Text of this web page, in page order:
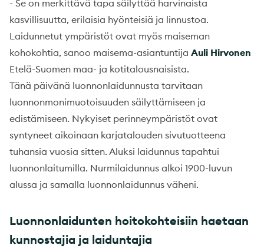
- Se on merkittävä tapa säilyttää harvinaista
kasvillisuutta, erilaisia hyönteisiä ja linnustoa.
Laidunnetut ympäristöt ovat myös maiseman
kohokohtia, sanoo maisema-asiantuntija Auli Hirvonen
Etelä-Suomen maa- ja kotitalousnaisista.
Tänä päivänä luonnonlaidunnusta tarvitaan
luonnonmonimuotoisuuden säilyttämiseen ja
edistämiseen. Nykyiset perinneympäristöt ovat
syntyneet aikoinaan karjatalouden sivutuotteena
tuhansia vuosia sitten. Aluksi laidunnus tapahtui
luonnonlaitumilla. Nurmilaidunnus alkoi 1900-luvun
alussa ja samalla luonnonlaidunnus väheni.
Luonnonlaidunten hoitokohteisiin haetaan
kunnostajia ja laiduntajia